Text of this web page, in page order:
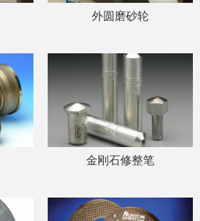
外圆磨砂轮
金刚石修整笔